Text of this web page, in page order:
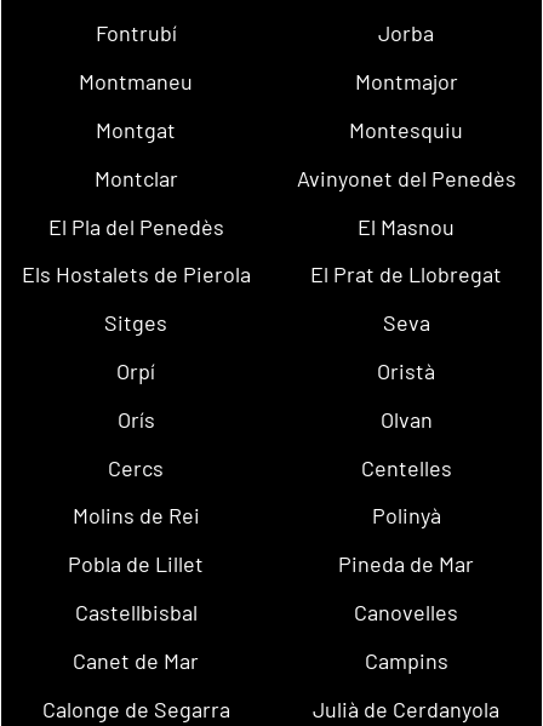
Fontrubí
Jorba
Montmaneu
Montmajor
Montgat
Montesquiu
Montclar
Avinyonet del Penedès
El Pla del Penedès
El Masnou
Els Hostalets de Pierola
El Prat de Llobregat
Sitges
Seva
Orpí
Oristà
Orís
Olvan
Cercs
Centelles
Molins de Rei
Polinyà
Pobla de Lillet
Pineda de Mar
Castellbisbal
Canovelles
Canet de Mar
Campins
Calonge de Segarra
Julià de Cerdanyola